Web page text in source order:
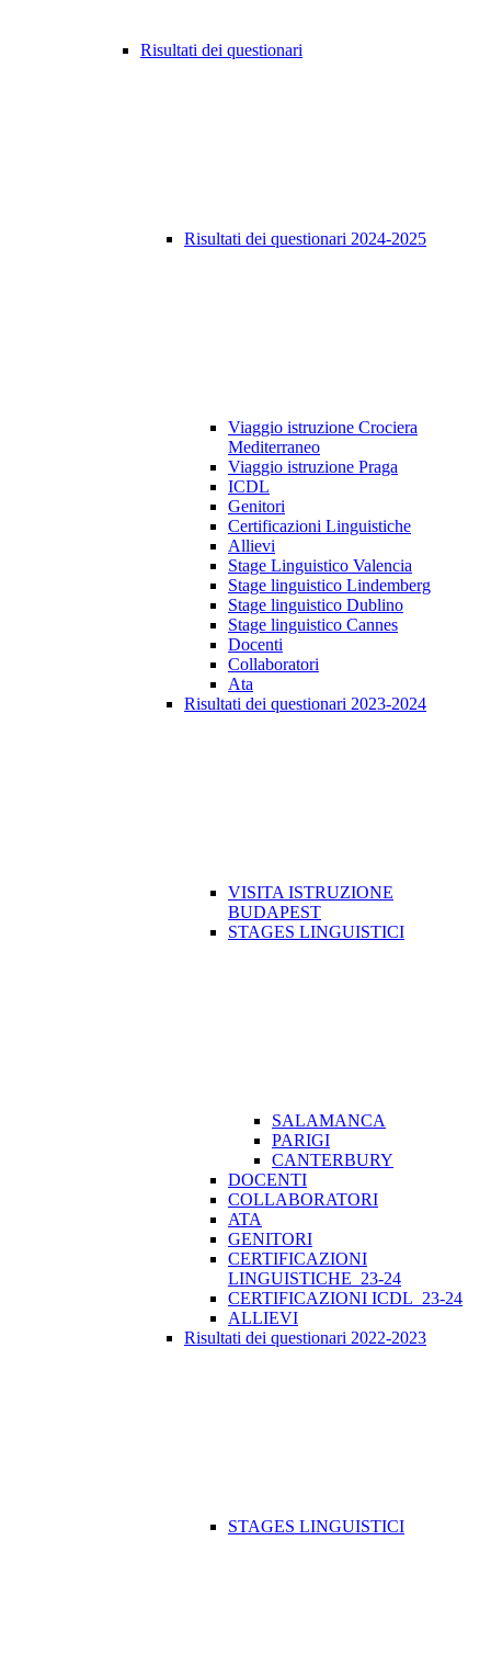
Risultati dei questionari
Risultati dei questionari 2024-2025
Viaggio istruzione Crociera
Mediterraneo
Viaggio istruzione Praga
ICDL
Genitori
Certificazioni Linguistiche
Allievi
Stage Linguistico Valencia
Stage linguistico Lindemberg
Stage linguistico Dublino
Stage linguistico Cannes
Docenti
Collaboratori
Ata
Risultati dei questionari 2023-2024
VISITA ISTRUZIONE
BUDAPEST
STAGES LINGUISTICI
SALAMANCA
PARIGI
CANTERBURY
DOCENTI
COLLABORATORI
ATA
GENITORI
CERTIFICAZIONI
LINGUISTICHE_23-24
CERTIFICAZIONI ICDL_23-24
ALLIEVI
Risultati dei questionari 2022-2023
STAGES LINGUISTICI